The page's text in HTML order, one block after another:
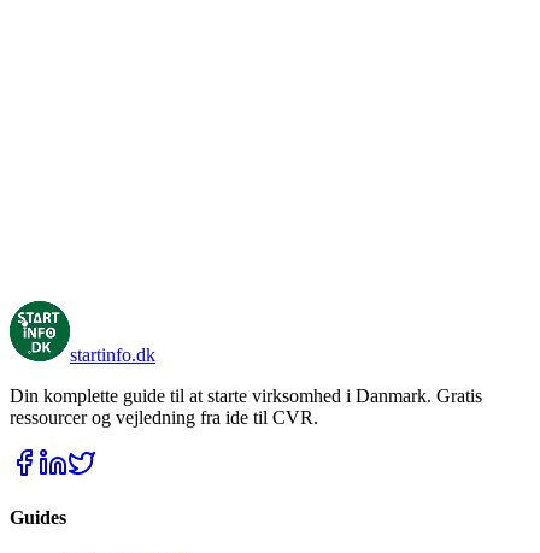
startinfo.dk
Din komplette guide til at starte virksomhed i Danmark. Gratis
ressourcer og vejledning fra ide til CVR.
Guides